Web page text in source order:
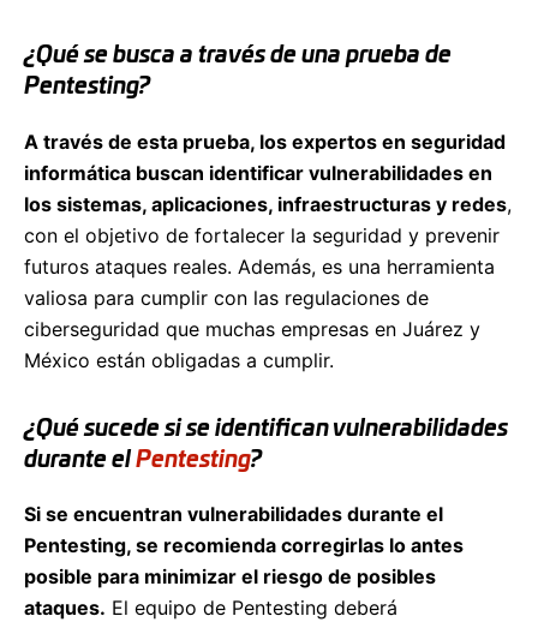
¿Qué se busca a través de una prueba de
Pentesting?
A través de esta prueba, los expertos en seguridad
informática buscan identificar vulnerabilidades en
los sistemas, aplicaciones, infraestructuras y redes,
con el objetivo de fortalecer la seguridad y prevenir
futuros ataques reales. Además, es una herramienta
valiosa para cumplir con las regulaciones de
ciberseguridad que muchas empresas en Juárez y
México están obligadas a cumplir.
¿Qué sucede si se identifican vulnerabilidades
durante el Pentesting?
Si se encuentran vulnerabilidades durante el
Pentesting, se recomienda corregirlas lo antes
posible para minimizar el riesgo de posibles
ataques. El equipo de Pentesting deberá